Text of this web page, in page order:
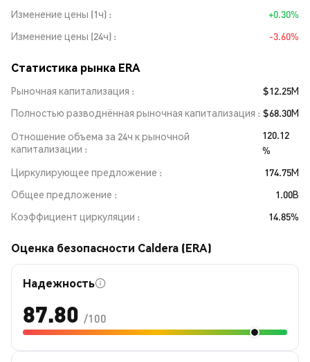
Изменение цены (1ч)
+0.30%
Изменение цены (24ч)
-3.60%
Статистика рынка ERA
Рыночная капитализация
$12.25M
Полностью разводнённая рыночная капитализация
$68.30M
Отношение объема за 24ч к рыночной
капитализации
120.12
%
Циркулирующее предложение
174.75M
Общее предложение
1.00B
Коэффициент циркуляции
14.85%
Оценка безопасности Caldera (ERA)
Надежность
87.80 /100